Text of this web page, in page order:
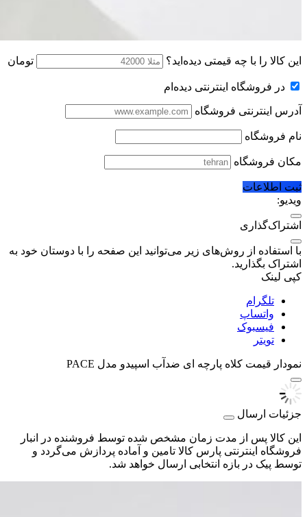
این کالا را با چه قیمتی دیده‌اید؟ تومان
در فروشگاه اینترنتی دیده‌ام
آدرس اینترنتی فروشگاه
نام فروشگاه
مکان فروشگاه
ثبت اطلاعات
ویدیو:
اشتراک‌گذاری
با استفاده از روش‌های زیر می‌توانید این صفحه را با دوستان خود به
اشتراک بگذارید.
کپی لینک
تلگرام
واتساپ
فیسبوک
تویتر
نمودار قیمت کلاه پارچه ای ضدآب اسپیدو مدل PACE
جزئیات ارسال
این کالا پس از مدت زمان مشخص شده توسط فروشنده در انبار
فروشگاه اینترنتی پارس کالا تامین و آماده پردازش می‌گردد و
توسط پیک در بازه انتخابی ارسال خواهد شد.